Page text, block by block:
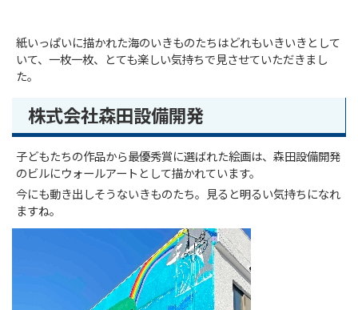
紙いっぱいに描かれた海のいきものたちはどれもいきいきとして
いて、一枚一枚、とても楽しい気持ちで見させていただきまし
た。
株式会社森田設備開発
子どもたちの作品から最優秀賞に選ばれた絵画は、森田設備開発
のビルにウォールアートとして描かれています。
今にも動き出しそうないきものたち。見ると明るい気持ちになれ
ますね。